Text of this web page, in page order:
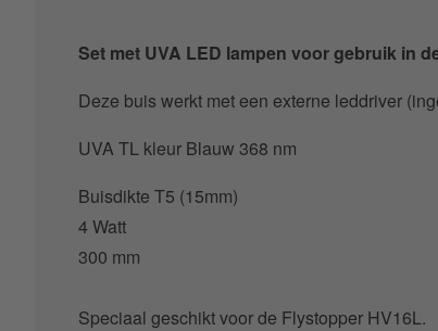
Set met UVA LED lampen voor gebruik in
Deze buis werkt met een externe leddriver
UVA TL kleur Blauw 368 nm
Buisdikte T5 (15mm)
4 Watt
300 mm
Speciaal geschikt voor de Flystopper HV16L.